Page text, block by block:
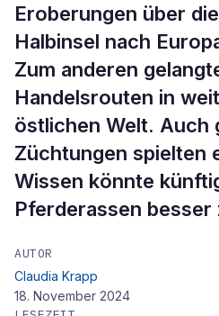
Eroberungen über
Halbinsel nach
Zum anderen
Handelsrouten in
östlichen Welt. Auch
Züchtungen spielten
Wissen könnte
Pferderassen
AUTOR
Claudia Krapp
18. November 2024